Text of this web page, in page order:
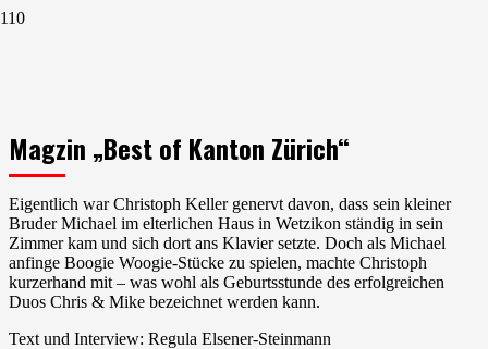
Magzin „Best of Kanton Zürich“
Eigentlich war Christoph Keller genervt davon, dass sein kleiner
Bruder Michael im elterlichen Haus in Wetzikon ständig in sein
Zimmer kam und sich dort ans Klavier setzte. Doch als Michael
anfinge Boogie Woogie-Stücke zu spielen, machte Christoph
kurzerhand mit – was wohl als Geburtsstunde des erfolgreichen
Duos Chris & Mike bezeichnet werden kann.
Text und Interview: Regula Elsener-Steinmann